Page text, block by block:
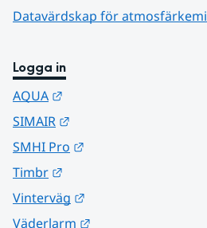
Datavärdskap för atmosfärkemi
Logga in
AQUA
SIMAIR
SMHI Pro
Timbr
Vinterväg
Väderlarm